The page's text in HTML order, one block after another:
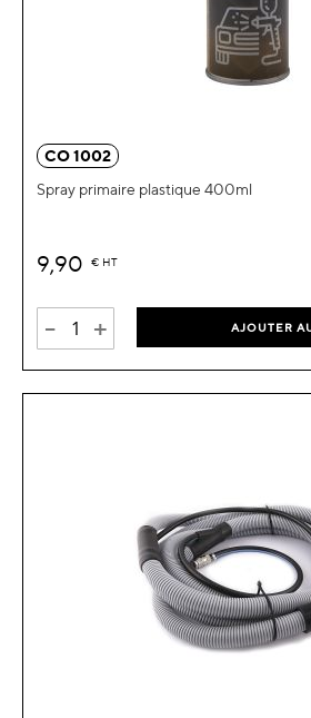
CO 1002
Spray primaire plastique 400ml
9,90 € HT
- + AJOUTER